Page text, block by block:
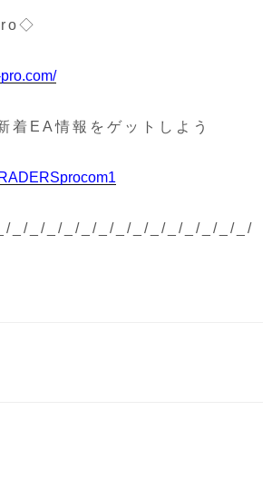
着EA情報をゲットしよう
_/_/_/_/_/_/_/_/_/_/_/_/_/_/